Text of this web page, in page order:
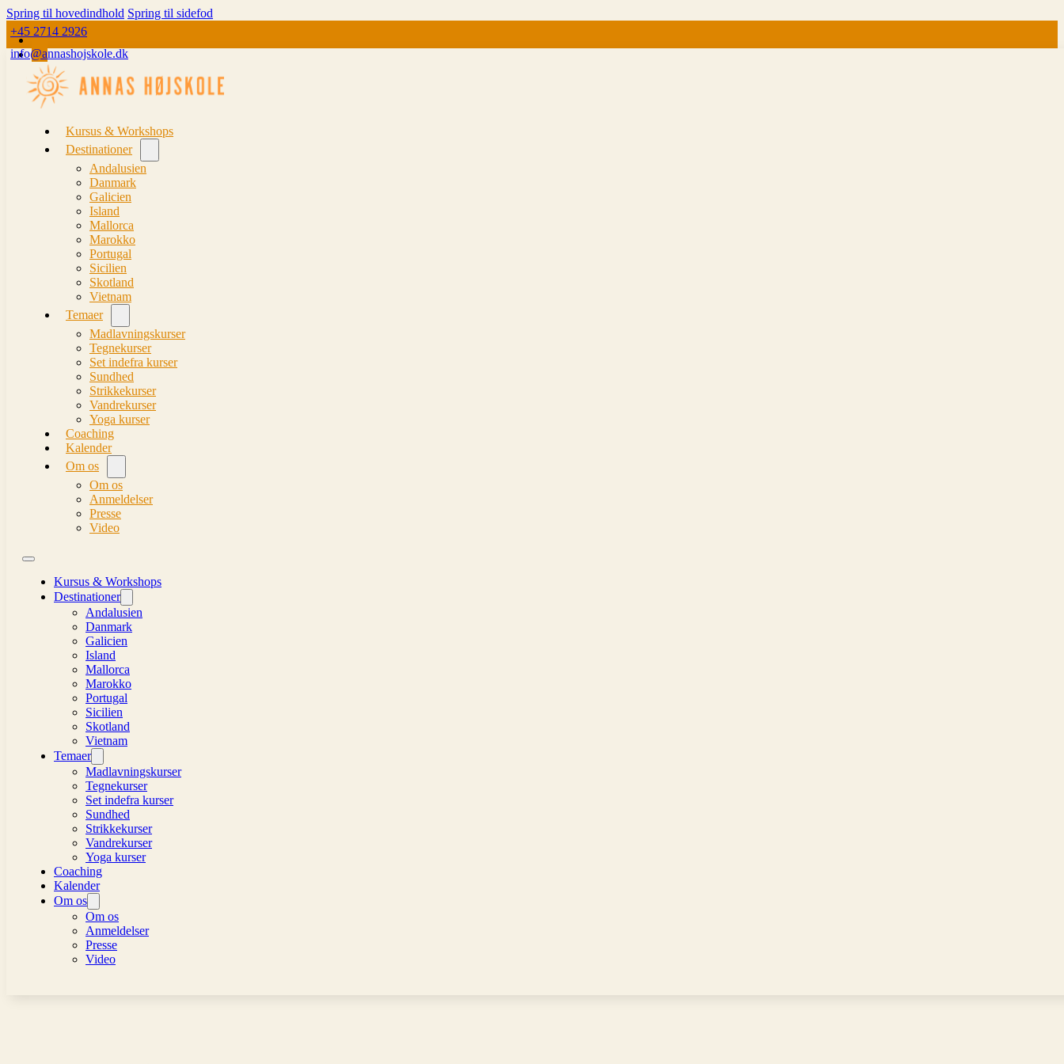
Spring til hovedindhold Spring til sidefod
+45 2714 2926
info@annashojskole.dk
Kursus & Workshops
Destinationer
Andalusien
Danmark
Galicien
Island
Mallorca
Marokko
Portugal
Sicilien
Skotland
Vietnam
Temaer
Madlavningskurser
Tegnekurser
Set indefra kurser
Sundhed
Strikkekurser
Vandrekurser
Yoga kurser
Coaching
Kalender
Om os
Om os
Anmeldelser
Presse
Video
Kursus & Workshops
Destinationer
Andalusien
Danmark
Galicien
Island
Mallorca
Marokko
Portugal
Sicilien
Skotland
Vietnam
Temaer
Madlavningskurser
Tegnekurser
Set indefra kurser
Sundhed
Strikkekurser
Vandrekurser
Yoga kurser
Coaching
Kalender
Om os
Om os
Anmeldelser
Presse
Video